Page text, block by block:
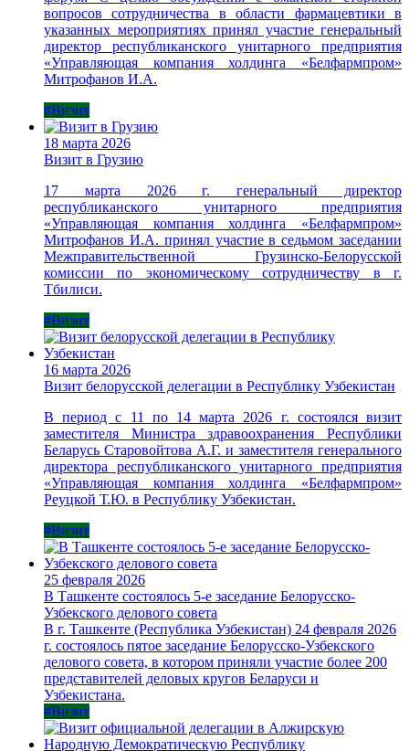
вопросов сотрудничества в области фармацевтики в
указанных мероприятиях принял участие генеральный
директор республиканского унитарного предприятия
«Управляющая компания холдинга «Белфармпром»
Митрофанов И.А.
#Визит
18 марта 2026
Визит в Грузию
17 марта 2026 г. генеральный директор
республиканского унитарного предприятия
«Управляющая компания холдинга «Белфармпром»
Митрофанов И.А. принял участие в седьмом заседании
Межправительственной Грузинско-Белорусской
комиссии по экономическому сотрудничеству в г.
Тбилиси.
#Визит
16 марта 2026
Визит белорусской делегации в Республику Узбекистан
В период с 11 по 14 марта 2026 г. состоялся визит
заместителя Министра здравоохранения Республики
Беларусь Старовойтова А.Г. и заместителя генерального
директора республиканского унитарного предприятия
«Управляющая компания холдинга «Белфармпром»
Реуцкой Т.Ю. в Республику Узбекистан.
#Визит
25 февраля 2026
В Ташкенте состоялось 5-е заседание Белорусско-
Узбекского делового совета
В г. Ташкенте (Республика Узбекистан) 24 февраля 2026
г. состоялось пятое заседание Белорусско-Узбекского
делового совета, в котором приняли участие более 200
представителей деловых кругов Беларуси и
Узбекистана.
#Визит